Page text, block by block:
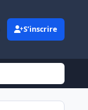
S’inscrire